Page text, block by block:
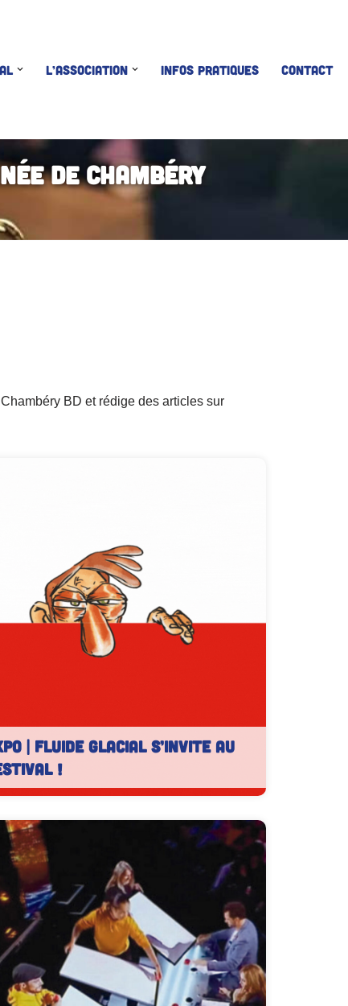
L’ASSOCIATION INFOS PRATIQUES CONTACT
de Chambéry
BD et rédige des articles sur
| Fluide Glacial s’invite au
!